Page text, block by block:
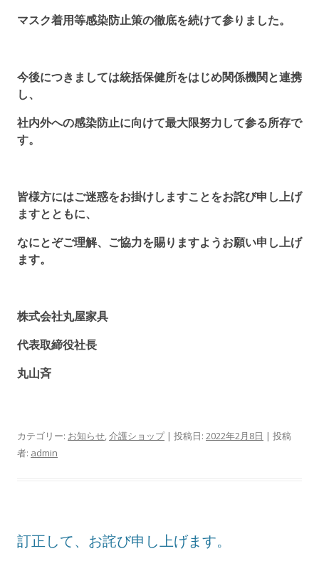
マスク着用等感染防止策の徹底を続けて参りました。
今後につきましては統括保健所をはじめ関係機関と連携
し、
社内外への感染防止に向けて最大限努力して参る所存で
す。
皆様方にはご迷惑をお掛けしますことをお詫び申し上げ
ますとともに、
なにとぞご理解、ご協力を賜りますようお願い申し上げ
ます。
株式会社丸屋家具
代表取締役社長
丸山斉
カテゴリー: お知らせ,介護ショップ| 投稿日: 2022年2月8日 | 投稿
者: admin
訂正して、お詫び申し上げます。